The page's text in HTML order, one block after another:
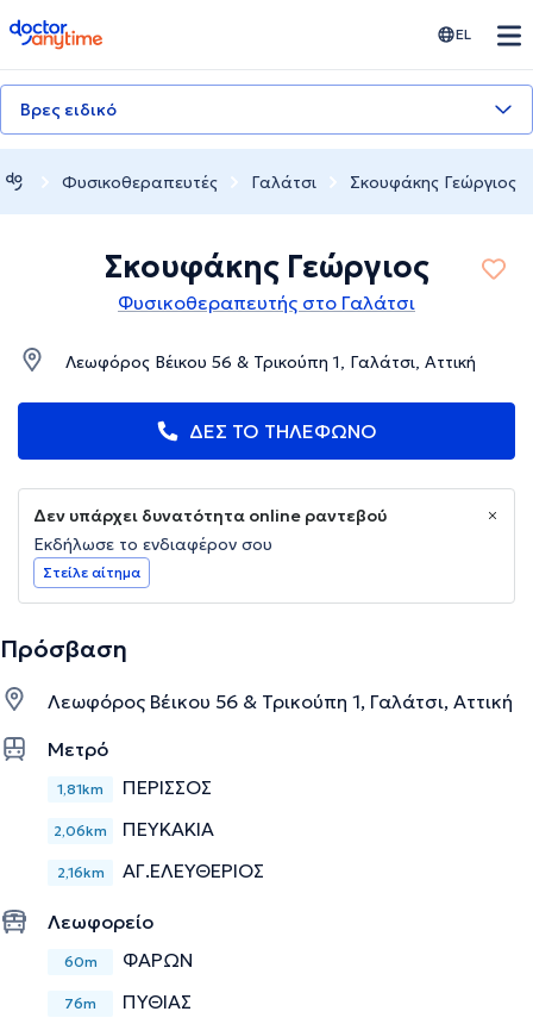
doctoranytime EL
Βρες ειδικό
Φυσικοθεραπευτές Γαλάτσι Σκουφάκης Γεώργιος
Σκουφάκης Γεώργιος
Φυσικοθεραπευτής στο Γαλάτσι
Λεωφόρος Βέικου 56 & Τρικούπη 1, Γαλάτσι, Αττική
ΔΕΣ ΤΟ ΤΗΛΕΦΩΝΟ
Δεν υπάρχει δυνατότητα online ραντεβού
Εκδήλωσε το ενδιαφέρον σου
Στείλε αίτημα
Πρόσβαση
Λεωφόρος Βέικου 56 & Τρικούπη 1, Γαλάτσι, Αττική
Μετρό
1,81km ΠΕΡΙΣΣΟΣ
2,06km ΠΕΥΚΑΚΙΑ
2,16km ΑΓ.ΕΛΕΥΘΕΡΙΟΣ
Λεωφορείο
60m ΦΑΡΩΝ
76m ΠΥΘΙΑΣ